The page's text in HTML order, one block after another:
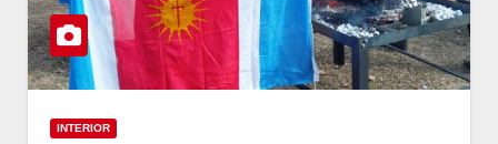
INTERIOR